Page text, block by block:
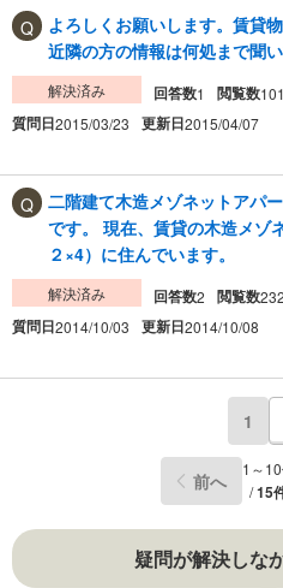
よろしくお願いします。賃貸
近隣の方の情報は何処まで聞
解決済み 回答数1 閲覧数101
質問日2015/03/23 更新日2015/04/07
二階建て木造メゾネットアパ
です。 現在、賃貸の木造メゾ
２×4）に住んでいます。
解決済み 回答数2 閲覧数
質問日2014/10/03 更新日2014/10/08
1
前へ
1～
/15
疑問が解決しな